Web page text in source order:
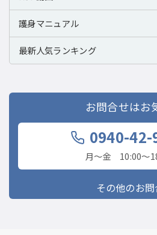
護身マニュアル
最新人気ランキング
お問合せはお
0940-42-
月〜金 10:00〜
その他のお